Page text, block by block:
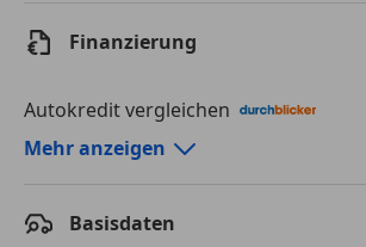
Finanzierung
Autokredit vergleichen
Autokredit-Rechner von durchblicker.at
Mehr anzeigen
Basisdaten